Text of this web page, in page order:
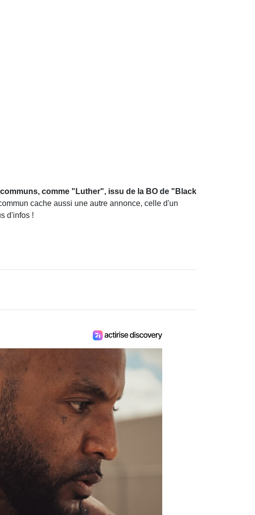
comme "Luther", issu de la BO de "Black
cache aussi une autre annonce, celle d'un
d'infos !